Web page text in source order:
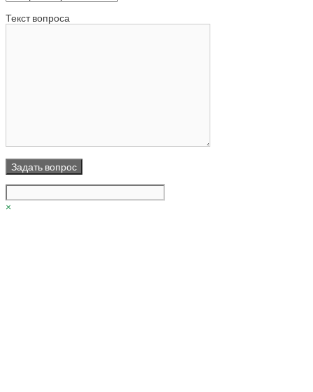
Текст вопроса
×